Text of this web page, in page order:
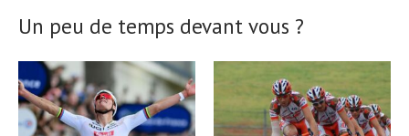
Un peu de temps devant vous ?